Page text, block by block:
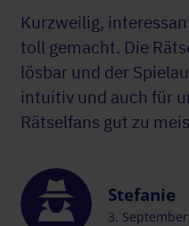
Kurzweilig,
toll gemacht. Die
lösbar und der
intuitiv und auch für
Rätselfans gut zu
Stefanie
3.